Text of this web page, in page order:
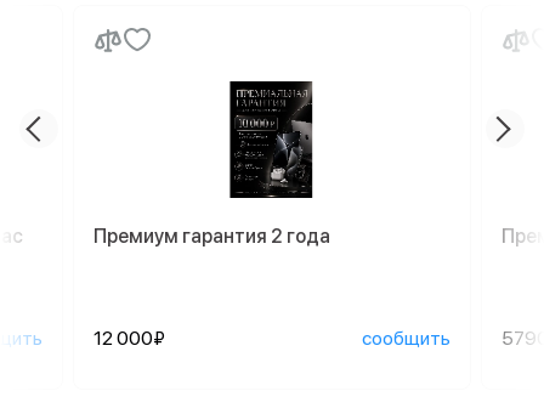
Премиум гарантия 2 года
12 000₽ сообщить